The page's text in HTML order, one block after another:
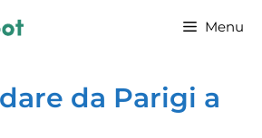
Menu
da Parigi a